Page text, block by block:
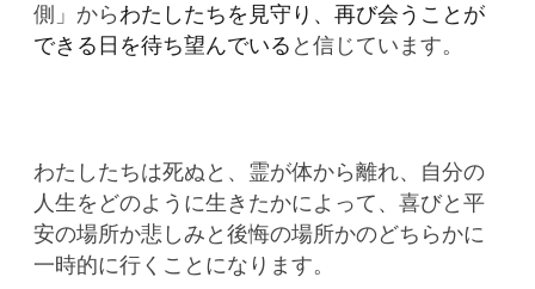
側」からわたしたちを見守り、再び会うことが
できる日を待ち望んでいる と信じています。
わたしたちは死ぬと、霊が体から離れ、自分の
人生をどのように生きたかによって、喜びと平
安の場所か悲しみと後悔の場所かのどちらかに
一時的に行くことになります。